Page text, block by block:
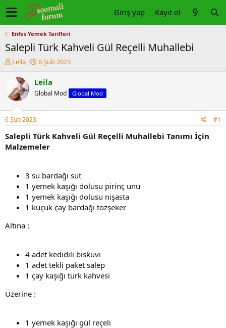
Giriş yap Kayıt ol
Enfes Yemek Tarifleri
Salepli Türk Kahveli Gül Reçelli Muhallebi
K
u
y
b
a
ş
a
Leila
B
ş
a
ç
t
a
h
i
6 Şub 2023
Leila
Global Mod Global Mod
6 Şub 2023 #1
Salepli Türk Kahveli Gül Reçelli Muhallebi Tanımı İçin
Malzemeler
3 su bardağı süt
1 yemek kaşığı dolusu pirinç unu
1 yemek kaşığı dolusu nişasta
1 küçük çay bardağı tozşeker
Altına :
4 adet kedidili bisküvi
1 adet tekli paket salep
1 çay kaşığı türk kahvesi
Üzerine :
1 yemek kaşığı gül reçeli